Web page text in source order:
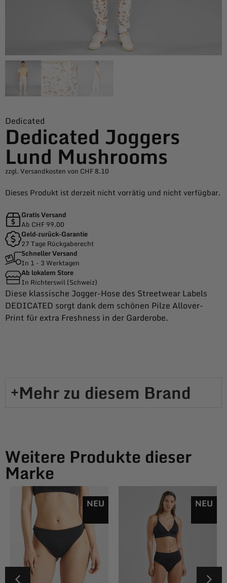
Dedicated
Dedicated Joggers
Lund Mushrooms
zzgl. Versandkosten von CHF 8.10
Dieses Produkt ist derzeit nicht vorrätig und nicht verfügbar.
Gratis Versand
Ab CHF 99.00
Geld-zurück-Garantie
27 Tage Rückgaberecht
Schneller Versand
In 1 - 3 Werktagen
Ab lokalem Store
In Richterswil (Schweiz)
Diese klassische Jogger-Hose des Streetwear Labels
DEDICATED sorgt dank dem schönen Pilze Allover-
Print für extra Freshness in der Garderobe.
Mehr zu diesem Brand​
Weitere Produkte dieser
Marke
NEU NEU